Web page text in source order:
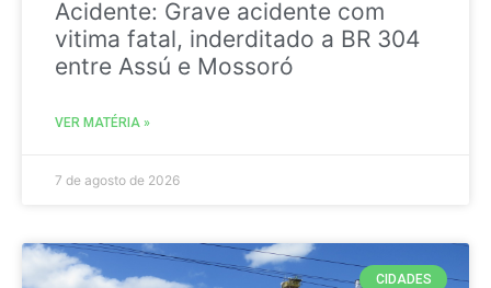
Acidente: Grave acidente com
vitima fatal, inderditado a BR 304
entre Assú e Mossoró
VER MATÉRIA »
7 de agosto de 2026
CIDADES